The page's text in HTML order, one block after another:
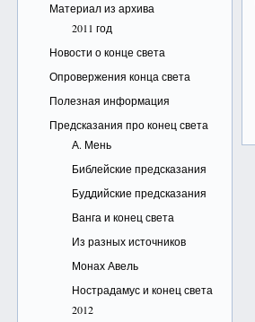
Материал из архива
2011 год
Новости о конце света
Опровержения конца света
Полезная информация
Предсказания про конец света
А. Мень
Библейские предсказания
Буддийские предсказания
Ванга и конец света
Из разных источников
Монах Авель
Нострадамус и конец света
2012